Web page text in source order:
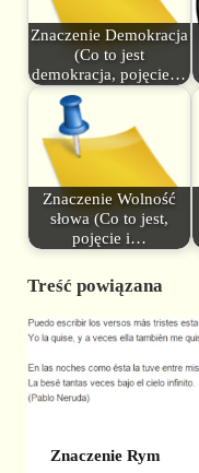
Znaczenie Demokracja
(Co to jest
demokracja, pojęcie…
Znaczenie Wolność
słowa (Co to jest,
pojęcie i…
Treść powiązana
Znaczenie Rym